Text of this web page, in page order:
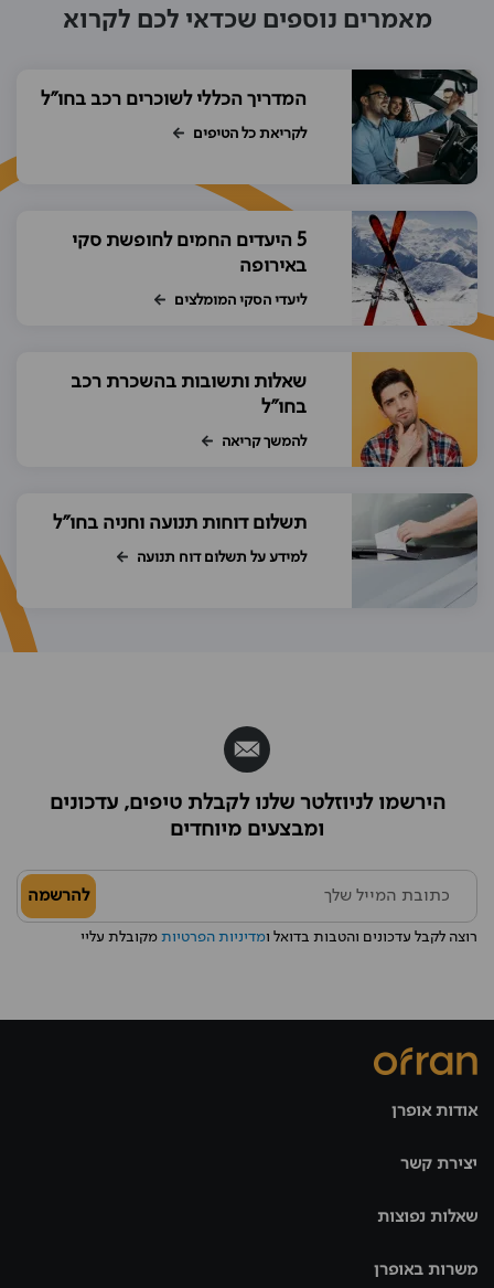
מאמרים נוספים שכדאי לכם לקרוא
המדריך הכללי לשוכרים רכב בחו"ל
לקריאת כל הטיפים
5 היעדים החמים לחופשת סקי
באירופה
ליעדי הסקי המומלצים
שאלות ותשובות בהשכרת רכב
בחו"ל
להמשך קריאה
תשלום דוחות תנועה וחניה בחו"ל
למידע על תשלום דוח תנועה
הירשמו לניוזלטר שלנו לקבלת טיפים, עדכונים
ומבצעים מיוחדים
רוצה לקבל עדכונים והטבות בדואל ומדיניות הפרטיות מקובלת עליי
להרשמה
אודות אופרן
יצירת קשר
שאלות נפוצות
משרות באופרן